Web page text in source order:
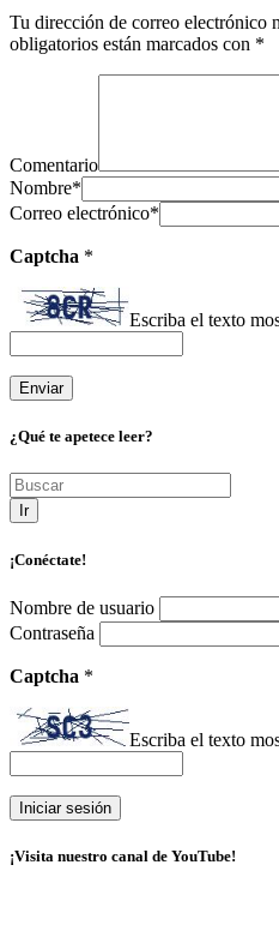
Tu dirección de correo electrónico
obligatorios están marcados con *
Comentario
Nombre*
Correo electrónico*
Captcha *
Escriba el texto
¿Qué te apetece leer?
Ir
¡Conéctate!
Nombre de usuario
Contraseña
Captcha *
Escriba el texto
¡Visita nuestro canal de YouTube!